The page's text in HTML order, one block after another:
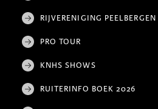
RIJVERENIGING PEELBERGEN
PRO TOUR
KNHS SHOWS
RUITERINFO BOEK 2026